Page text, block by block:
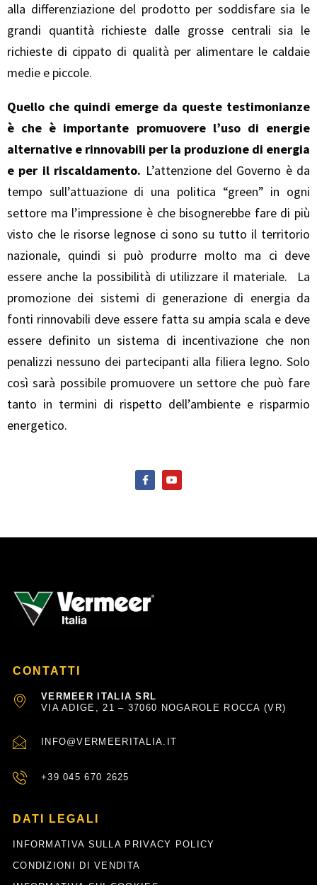
alla differenziazione del prodotto per soddisfare sia le
grandi quantità richieste dalle grosse centrali sia le
richieste di cippato di qualità per alimentare le caldaie
medie e piccole.
Quello che quindi emerge da queste testimonianze
è che è importante promuovere l’uso di energie
alternative e rinnovabili per la produzione di energia
e per il riscaldamento. L’attenzione del Governo è da
tempo sull’attuazione di una politica “green” in ogni
settore ma l’impressione è che bisognerebbe fare di più
visto che le risorse legnose ci sono su tutto il territorio
nazionale, quindi si può produrre molto ma ci deve
essere anche la possibilità di utilizzare il materiale. La
promozione dei sistemi di generazione di energia da
fonti rinnovabili deve essere fatta su ampia scala e deve
essere definito un sistema di incentivazione che non
penalizzi nessuno dei partecipanti alla filiera legno. Solo
così sarà possibile promuovere un settore che può fare
tanto in termini di rispetto dell’ambiente e risparmio
energetico.
F
a
c
Y
o
u
CONTATTI
VERMEER ITALIA SRL
VIA ADIGE, 21 – 37060 NOGAROLE ROCCA (VR)
INFO@VERMEERITALIA.IT
+39 045 670 2625
DATI LEGALI
INFORMATIVA SULLA PRIVACY POLICY
CONDIZIONI DI VENDITA